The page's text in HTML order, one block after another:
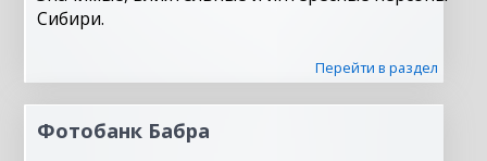
Сибири.
Перейти в раздел
Фотобанк Бабра